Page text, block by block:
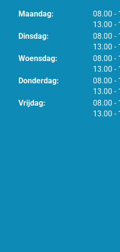
Maandag: 08.00 -
13.00 -
Dinsdag:
08.00 -
13.00 -
Woensdag:
08.00 -
13.00 -
Donderdag:
08.00 -
13.00 -
Vrijdag:
08.00 -
13.00 -